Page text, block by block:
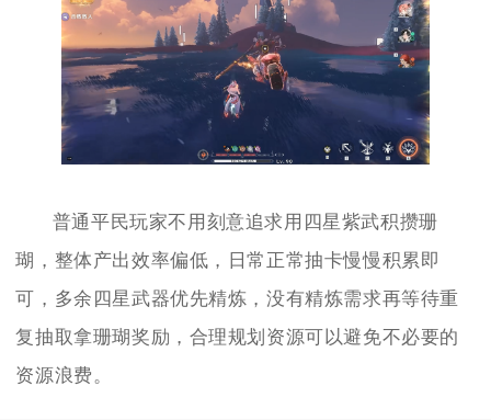
普通平民玩家不用刻意追求用四星紫武积攒珊
瑚，整体产出效率偏低，日常正常抽卡慢慢积累即
可，多余四星武器优先精炼，没有精炼需求再等待重
复抽取拿珊瑚奖励，合理规划资源可以避免不必要的
资源浪费。